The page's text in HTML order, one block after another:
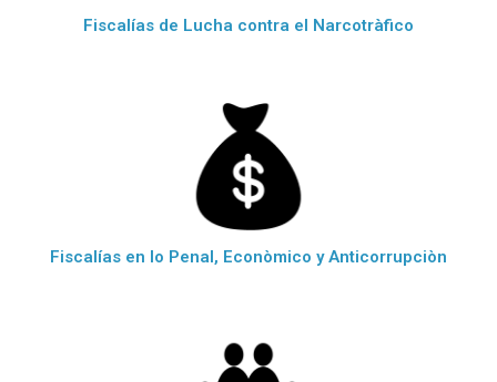
Fiscalías de Lucha contra el Narcotràfico
Fiscalías en lo Penal, Econòmico y Anticorrupciòn